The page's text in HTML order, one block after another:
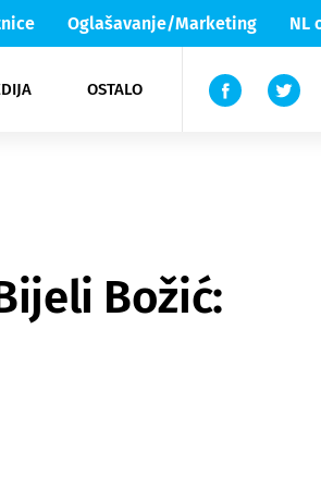
Oglašavanje/Marketing NL
OSTALO
Lika & Senj
TV
Božić: